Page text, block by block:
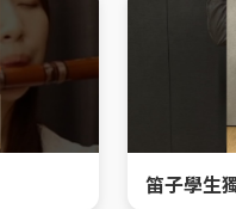
笛子學生